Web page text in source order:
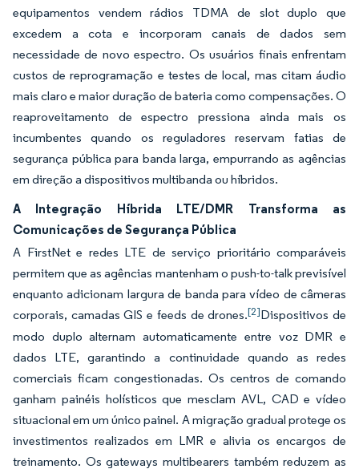
equipamentos vendem rádios TDMA de slot duplo que
excedem a cota e incorporam canais de dados sem
necessidade de novo espectro. Os usuários finais enfrentam
custos de reprogramação e testes de local, mas citam áudio
mais claro e maior duração de bateria como compensações. O
reaproveitamento de espectro pressiona ainda mais os
incumbentes quando os reguladores reservam fatias de
segurança pública para banda larga, empurrando as agências
em direção a dispositivos multibanda ou híbridos.
A Integração Híbrida LTE/DMR Transforma as
Comunicações de Segurança Pública
A FirstNet e redes LTE de serviço prioritário comparáveis
permitem que as agências mantenham o push-to-talk previsível
enquanto adicionam largura de banda para vídeo de câmeras
corporais, camadas GIS e feeds de drones.[2]Dispositivos de
modo duplo alternam automaticamente entre voz DMR e
dados LTE, garantindo a continuidade quando as redes
comerciais ficam congestionadas. Os centros de comando
ganham painéis holísticos que mesclam AVL, CAD e vídeo
situacional em um único painel. A migração gradual protege os
investimentos realizados em LMR e alivia os encargos de
treinamento. Os gateways multibearers também reduzem as